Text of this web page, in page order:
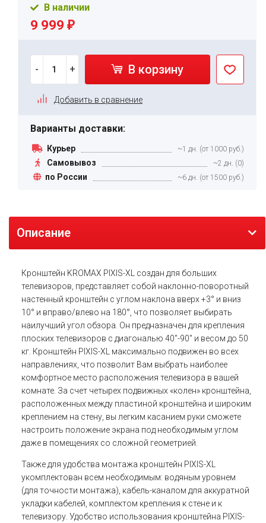
В наличии
9 999 ₽
- + В корзину
Добавить в сравнение
Варианты доставки:
Курьер ~1 дн. (от 1000 руб.)
Самовывоз ~2 дн. (0)
по России ~6 дн. (от 1500 руб.)
Описание
Кронштейн KROMAX PIXIS-XL создан для больших
телевизоров, представляет собой наклонно-поворотный
настенный кронштейн с углом наклона вверх +3° и вниз
10° и вправо/влево на 180°, что позволяет выбирать
наилучший угол обзора. Он предназначен для крепления
плоских телевизоров с диагональю 40"-90" и весом до 50
кг. Кронштейн PIXIS-XL максимально подвижен во всех
направлениях, что позволит Вам выбрать наиболее
комфортное место расположения телевизора в вашей
комнате. За счет четырех подвижных «колен» кронштейна,
расположенных между пластиной кронштейна и широким
креплением на стену, вы легким касанием руки сможете
настроить положение экрана под необходимым углом
даже в помещениях со сложной геометрией.
Также для удобства монтажа кронштейн PIXIS-XL
укомплектован всем необходимым: водяным уровнем
(для точности монтажа), кабель-каналом для аккуратной
укладки кабелей, комплектом крепления к стене и к
телевизору. Удобство использования кронштейна PIXIS-